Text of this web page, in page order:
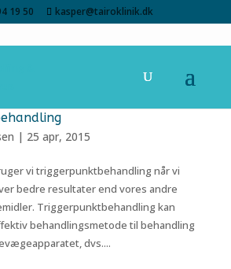
19 50 kasper@tairoklinik.dk
| 25 apr, 2015
vi triggerpunktbehandling når vi
bedre resultater end vores andre
Triggerpunktbehandling kan
behandlingsmetode til behandling
dvs....